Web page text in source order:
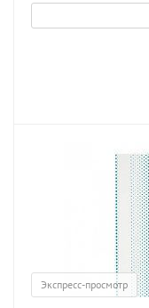
Экспресс-просмотр